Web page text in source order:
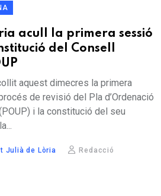
acull la primera sessió
del Consell
aquest dimecres la primera
de revisió del Pla d’Ordenació
i la constitució del seu
Julià de Lòria Redacció